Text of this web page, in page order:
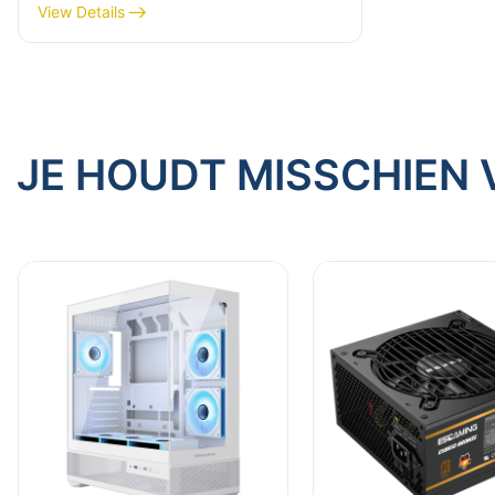
afgerond hoekontwerp
View Details
JE HOUDT MISSCHIEN